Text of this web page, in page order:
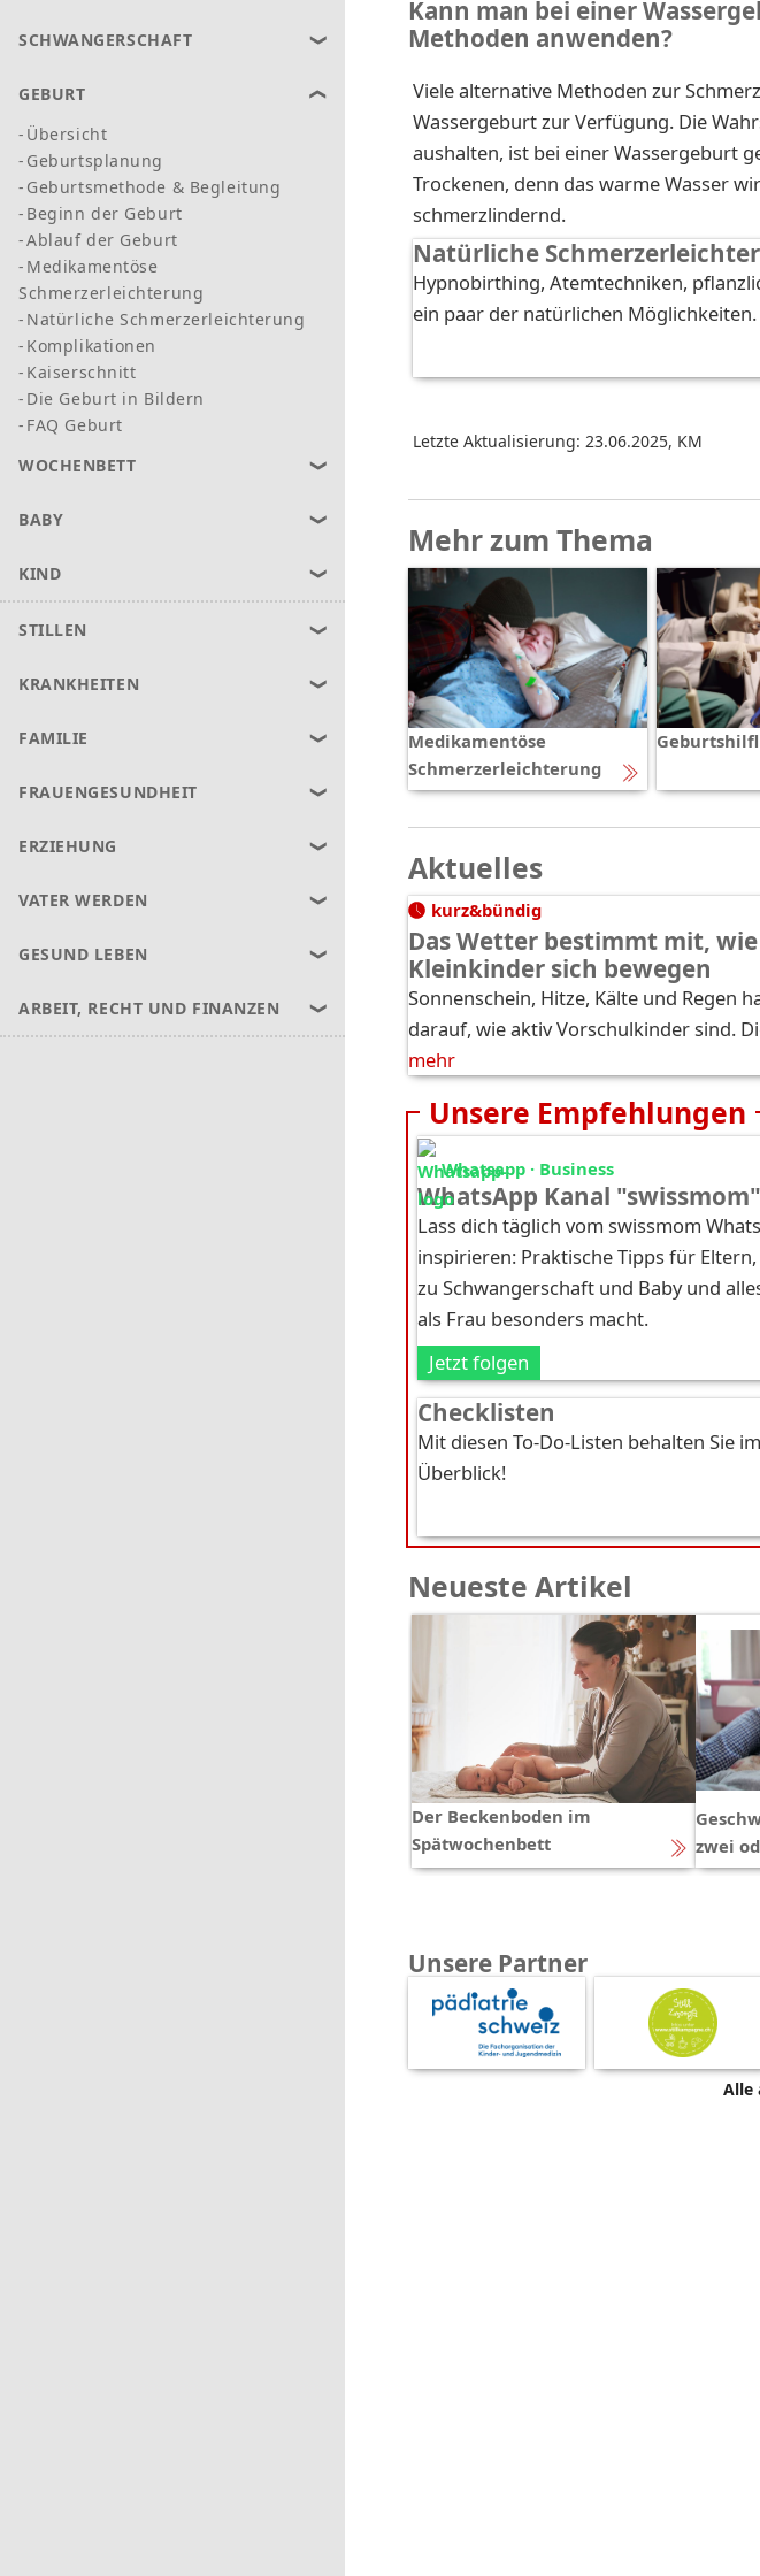
SCHWANGERSCHAFT
GEBURT
Übersicht
Geburtsplanung
Geburtsmethode & Begleitung
Beginn der Geburt
Ablauf der Geburt
Medikamentöse
Schmerzerleichterung
Natürliche Schmerzerleichterung
Komplikationen
Kaiserschnitt
Die Geburt in Bildern
FAQ Geburt
WOCHENBETT
BABY
KIND
STILLEN
KRANKHEITEN
FAMILIE
FRAUENGESUNDHEIT
ERZIEHUNG
VATER WERDEN
GESUND LEBEN
ARBEIT, RECHT UND FINANZEN
Kann man bei einer
Methoden anwenden?
Viele alternative Methoden zur
Wassergeburt zur Verfügung. Die
aushalten, ist bei einer Wassergeburt
Trockenen, denn das warme Wasser
schmerzlindernd.
Natürliche
Hypnobirthing, Atemtechniken,
ein paar der natürlichen Möglichkeiten.
Letzte Aktualisierung: 23.06.2025, KM
Mehr zum Thema
Medikamentöse
Schmerzerleichterung
Aktuelles
kurz&bündig
Das Wetter bestimmt mit,
Kleinkinder sich bewegen
Sonnenschein, Hitze, Kälte und Regen
darauf, wie aktiv Vorschulkinder sind.
mehr
Unsere Empfehlungen
Whatsapp · Business
WhatsApp Kanal "swissmom"
Lass dich täglich vom swissmom
inspirieren: Praktische Tipps für
zu Schwangerschaft und Baby und
als Frau besonders macht.
Jetzt folgen
Checklisten
Mit diesen To-Do-Listen behalten Sie
Überblick!
Neueste Artikel
Der Beckenboden im
Spätwochenbett
zwei
Unsere Partner
Alle